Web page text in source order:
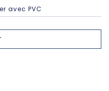
avec PVC